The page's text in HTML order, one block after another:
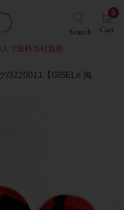
Search Cart
0
で送料当社負担
/3220011【GISELe 掲